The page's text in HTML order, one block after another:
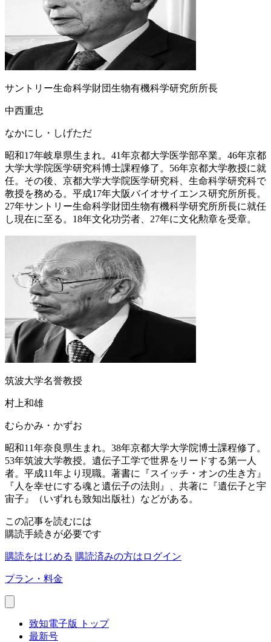
サントリー生命科学財団生物有機科学研究所所長
中西重忠
なかにし・しげただ
昭和17年岐阜県生まれ。41年京都大学医学部卒業。46年京都
大学大学院医学研究科博士課程修了。56年京都大学教授に就
任。その後、京都大学大学院医学研究科、生命科学研究科で
教授を務める。平成17年大阪バイオサイエンス研究所所長。
27年サントリー生命科学財団生物有機科学研究所所長に就任
し現在に至る。18年文化功労者、27年に文化勲章を受章。
筑波大学名誉教授
村上和雄
むらかみ・かずお
昭和11年奈良県生まれ。38年京都大学大学院博士課程修了。
53年筑波大学教授。遺伝子工学で世界をリードする第一人
者。平成11年より現職。著書に『スイッチ・オンの生き方』
『人を幸せにする魂と遺伝子の法則』、共著に『遺伝子と宇
宙子』（いずれも致知出版社）などがある。
この記事を読むには
購読手続きが必要です
購読をはじめる 購読済みの方はログイン
プラン・料金
致知電子版 トップ
最新号